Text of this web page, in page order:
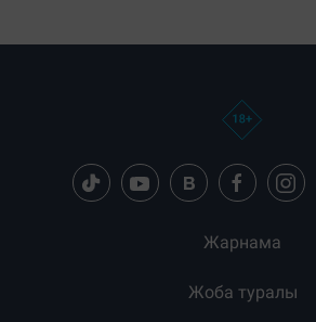
Жарнама
Жоба туралы